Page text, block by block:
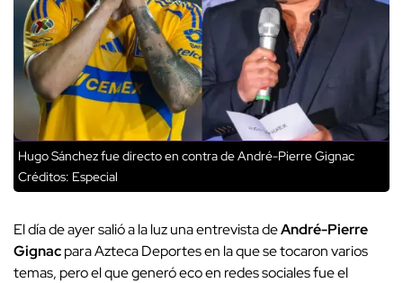
Hugo Sánchez fue directo en contra de André-Pierre Gignac
Créditos: Especial
El día de ayer salió a la luz una entrevista deAndré-Pierre
Gignacpara Azteca Deportes en la que se tocaron varios
temas, pero el que generó eco en redes sociales fue el